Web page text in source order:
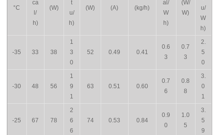
°C
ca
l/
h)
(W)
t
u/
h)
(W) (A) (kg/h)
al/
W
h)
(W/
W)
u/
W
h)
-35 33 38
1
3
0
52 0.49 0.41
0.6
3
0.7
3
2.
5
0
-30 48 56
1
9
1
63 0.51 0.60
0.7
6
0.8
8
3.
0
1
-25 67 78
2
6
6
74 0.53 0.84
0.9
0
1.0
5
3.
5
9